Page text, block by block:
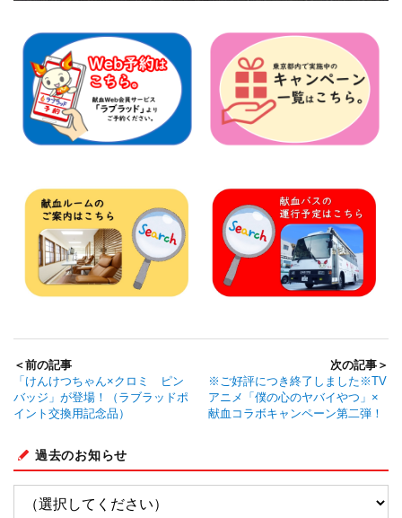
＜前の記事
「けんけつちゃん×クロミ ピン
バッジ」が登場！（ラブラッドポ
イント交換用記念品）
次の記事＞
※ご好評につき終了しました※TV
アニメ「僕の心のヤバイやつ」×
献血コラボキャンペーン第二弾！
過去のお知らせ